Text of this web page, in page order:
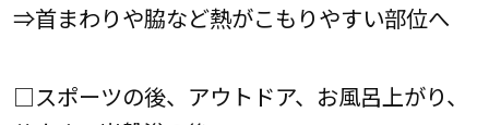
⇒首まわりや脇など熱がこもりやすい部位へ
□スポーツの後、アウトドア、お風呂上がり、